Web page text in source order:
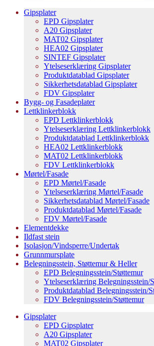
Gipsplater
EPD Gipsplater
A20 Gipsplater
MAT02 Gipsplater
HEA02 Gipsplater
SINTEF Gipsplater
Ytelseserklæring Gipsplater
Produktdatablad Gipsplater
Sikkerhetsdatablad Gipsplater
FDV Gipsplater
Bygg- og Fasadeplater
Lettklinkerblokk
EPD Lettklinkerblokk
Ytelseserklæring Lettklinkerblokk
Produktdatablad Lettklinkerblokk
HEA02 Lettklinkerblokk
MAT02 Lettklinkerblokk
FDV Lettklinkerblokk
Mørtel/Fasade
EPD Mørtel/Fasade
Ytelseserklæring Mørtel/Fasade
Sikkerhetsdatablad Mørtel/Fasade
Produktdatablad Mørtel/Fasade
FDV Mørtel/Fasade
Elementdekke
Ildfast stein
Isolasjon/Vindsperre/Undertak
Grunnmursplate
Belegningsstein, Støttemur & Heller
EPD Belegningsstein/Støttemur
Ytelseserklæring Belegningsstein/
Produktdatablad Belegningsstein/
FDV Belegningsstein/Støttemur
Gipsplater
EPD Gipsplater
A20 Gipsplater
MAT02 Gipsplater